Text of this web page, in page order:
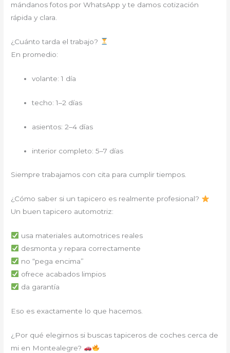
mándanos fotos por WhatsApp y te damos cotización
rápida y clara.
¿Cuánto tarda el trabajo?
En promedio:
volante: 1 día
techo: 1–2 días
asientos: 2–4 días
interior completo: 5–7 días
Siempre trabajamos con cita para cumplir tiempos.
¿Cómo saber si un tapicero es realmente profesional?
Un buen tapicero automotriz:
usa materiales automotrices reales
desmonta y repara correctamente
no “pega encima”
ofrece acabados limpios
da garantía
Eso es exactamente lo que hacemos.
¿Por qué elegirnos si buscas tapiceros de coches cerca de
mi en Montealegre?